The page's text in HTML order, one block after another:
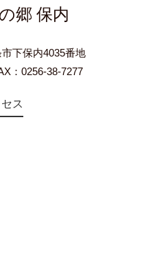
郷 保内
下保内4035番地
：0256-38-7277
ス